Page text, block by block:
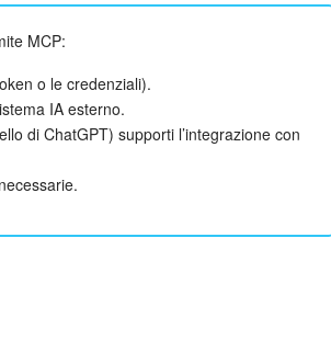
MCP:
o le credenziali).
IA esterno.
di ChatGPT) supporti l’integrazione con